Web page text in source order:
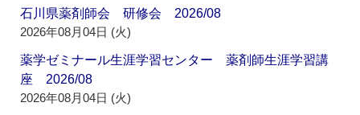
石川県薬剤師会 研修会 2026/08
2026年08月04日 (火)
薬学ゼミナール生涯学習センター 薬剤師生涯学習講
座 2026/08
2026年08月04日 (火)